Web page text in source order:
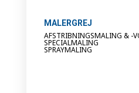
MALERGREJ
AFSTRIBNINGSMALING & -
SPECIALMALING
SPRAYMALING